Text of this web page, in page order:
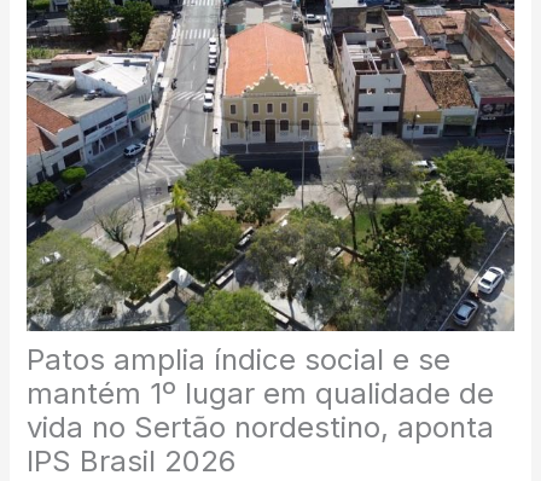
Patos amplia índice social e se
mantém 1º lugar em qualidade de
vida no Sertão nordestino, aponta
IPS Brasil 2026